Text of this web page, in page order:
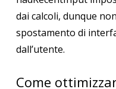
dai calcoli, dunque
spostamento di
dall’utente.
Come